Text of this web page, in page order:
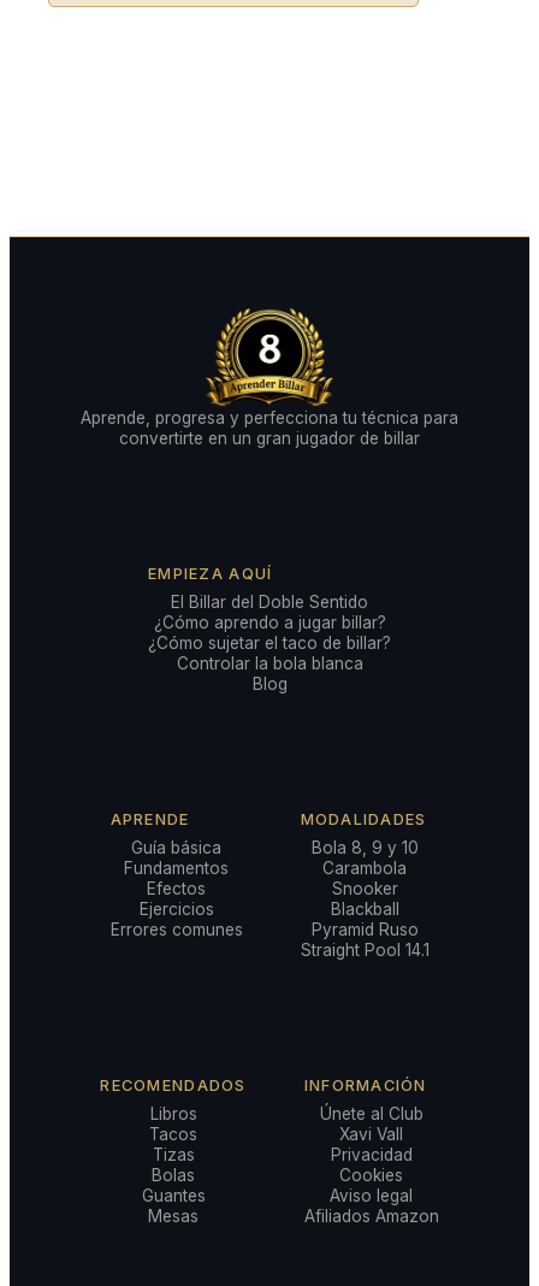
Aprende, progresa y perfecciona tu técnica para
convertirte en un gran jugador de billar
EMPIEZA AQUÍ
El Billar del Doble Sentido
¿Cómo aprendo a jugar billar?
¿Cómo sujetar el taco de billar?
Controlar la bola blanca
Blog
APRENDE
Guía básica
Fundamentos
Efectos
Ejercicios
Errores comunes
MODALIDADES
Bola 8, 9 y 10
Carambola
Snooker
Blackball
Pyramid Ruso
Straight Pool 14.1
RECOMENDADOS
Libros
Tacos
Tizas
Bolas
Guantes
Mesas
INFORMACIÓN
Únete al Club
Xavi Vall
Privacidad
Cookies
Aviso legal
Afiliados Amazon